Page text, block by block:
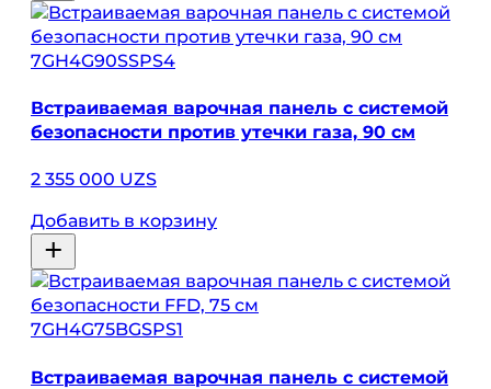
7GH4G90SSPS4
Встраиваемая варочная панель с системой
безопасности против утечки газа, 90 см
2 355 000 UZS
Добавить в корзину
7GH4G75BGSPS1
Встраиваемая варочная панель с системой